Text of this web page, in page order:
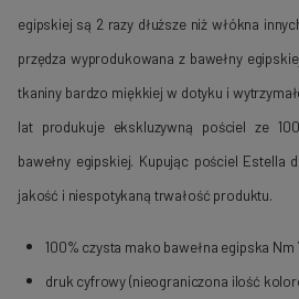
egipskiej są 2 razy dłuższe niż włókna
przędza wyprodukowana z bawełny
tkaniny bardzo miękkiej w dotyku i
lat produkuje ekskluzywną pościel ze
bawełny egipskiej. Kupując pościel Estella
jakość i niespotykaną trwałość produktu.
100% czysta mako bawełna egipska Nm
druk cyfrowy (nieograniczona ilość